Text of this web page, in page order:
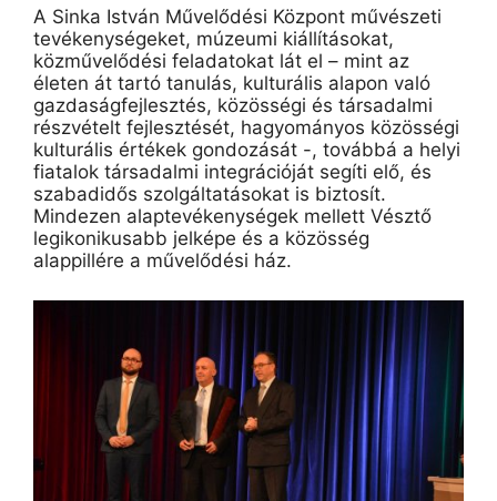
A Sinka István Művelődési Központ művészeti
tevékenységeket, múzeumi kiállításokat,
közművelődési feladatokat lát el – mint az
életen át tartó tanulás, kulturális alapon való
gazdaságfejlesztés, közösségi és társadalmi
részvételt fejlesztését, hagyományos közösségi
kulturális értékek gondozását -, továbbá a helyi
fiatalok társadalmi integrációját segíti elő, és
szabadidős szolgáltatásokat is biztosít.
Mindezen alaptevékenységek mellett Vésztő
legikonikusabb jelképe és a közösség
alappillére a művelődési ház.